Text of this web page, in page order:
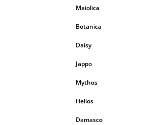
Maiolica
Botanica
Daisy
Jappo
Mythos
Helios
Damasco